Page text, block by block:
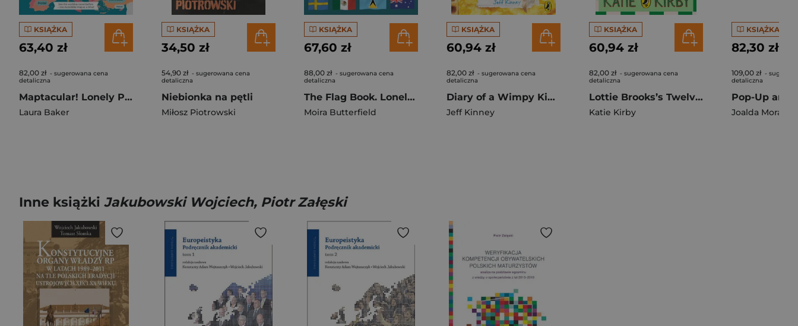
KSIĄŻKA
63,40 zł
82,00 zł - sugerowana cena
detaliczna
Maptacular! Lonely Planet Kids
Laura Baker
KSIĄŻKA
34,50 zł
54,90 zł - sugerowana cena
detaliczna
Niebionka na pętli
Miłosz Piotrowski
KSIĄŻKA
67,60 zł
88,00 zł - sugerowana cena
detaliczna
The Flag Book. Lonely Planet Kids
Moira Butterfield
KSIĄŻKA
60,94 zł
82,00 zł - sugerowana cena
detaliczna
Diary of a Wimpy Kid. Fight or Flight. Book 21
Jeff Kinney
KSIĄŻKA
60,94 zł
82,00 zł - sugerowana cena
detaliczna
Lottie Brooks’s Twelve Disasters of Christmas
Katie Kirby
KSIĄŻKA
82,30 zł
109,00 zł -
detaliczna
Joalda Morancy
Inne książki Jakubowski Wojciech, Piotr Załęski